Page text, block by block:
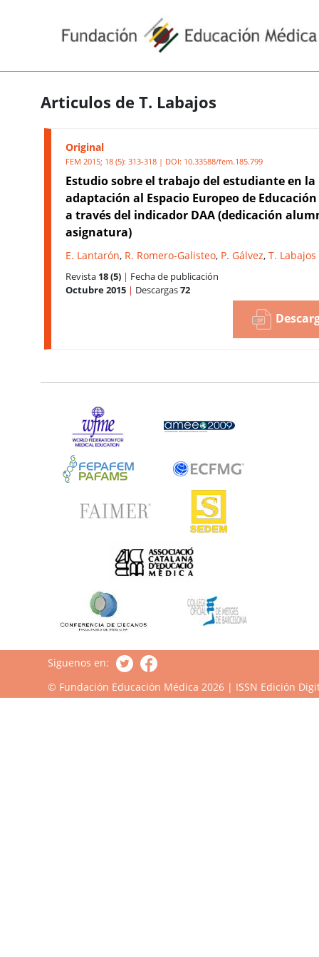
Articulos de T. Labajos
Original
FEM 2015; 18 (5): 313-318 | DOI: 10.33588/fem.185.799
Estudio sobre el trabajo del estudiante en la
adaptación al Espacio Europeo de
a través del indicador DAA (dedicación
asignatura)
E. Lantarón, R. Romero-Galisteo, P. Gálvez, T. Labajos
Revista 18 (5) | Fecha de publicación
Octubre 2015 | Descargas72
Siguenos en:
© Fundación Educación Médica 2026 | ISSN Edición